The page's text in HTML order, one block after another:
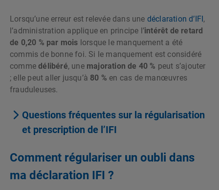
Lorsqu’une erreur est relevée dans une déclaration d’IFI,
l’administration applique en principe l’intérêt de retard
de 0,20 % par mois lorsque le manquement a été
commis de bonne foi. Si le manquement est considéré
commedélibéré, une majoration de 40 % peut s’ajouter
; elle peut aller jusqu’à 80 % en cas de manœuvres
frauduleuses.
Questions fréquentes sur la régularisation
et prescription de l’IFI
Comment régulariser un oubli dans
ma déclaration IFI ?